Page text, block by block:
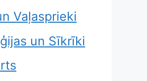
Vaļasprieki
un Sīkrīki